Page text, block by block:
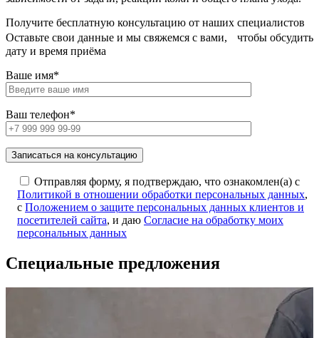
Получите бесплатную консультацию от наших специалистов
Оставьте свои данные и мы свяжемся с вами, чтобы обсудить
дату и время приёма
Ваше имя*
Ваш телефон*
Отправляя форму, я подтверждаю, что ознакомлен(а) с
Политикой в отношении обработки персональных данных,
с Положением о защите персональных данных клиентов и
посетителей сайта, и даю Согласие на обработку моих
персональных данных
Специальные предложения